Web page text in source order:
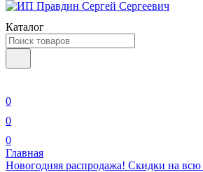
Каталог
0
0
0
Главная
Новогодняя распродажа! Скидки на